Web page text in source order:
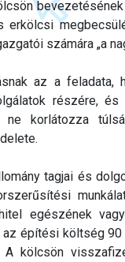
erkölcsi
számára „a
az a feladata,
részére,
ne korlátozza
tagjai és
egészének
az építési költség
kölcsön